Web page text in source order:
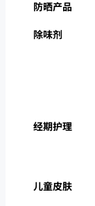
防晒产品
除味剂
经期护理
儿童皮肤